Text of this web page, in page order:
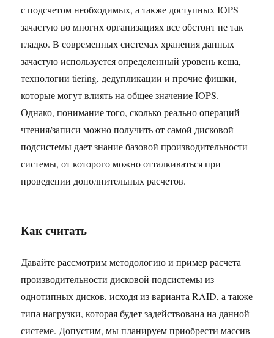
с подсчетом необходимых, а также доступных IOPS
зачастую во многих организациях все обстоит не так
гладко. В современных системах хранения данных
зачастую используется определенный уровень кеша,
технологии tiering, дедупликации и прочие фишки,
которые могут влиять на общее значение IOPS.
Однако, понимание того, сколько реально операций
чтения/записи можно получить от самой дисковой
подсистемы дает знание базовой производительности
системы, от которого можно отталкиваться при
проведении дополнительных расчетов.
Как считать
Давайте рассмотрим методологию и пример расчета
производительности дисковой подсистемы из
однотипных дисков, исходя из варианта RAID, а также
типа нагрузки, которая будет задействована на данной
системе. Допустим, мы планируем приобрести массив